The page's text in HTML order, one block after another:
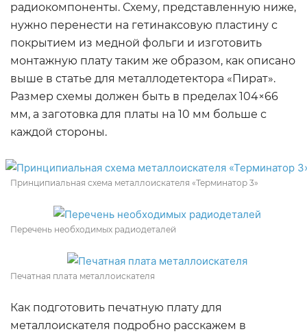
радиокомпоненты. Схему, представленную ниже,
нужно перенести на гетинаксовую пластину с
покрытием из медной фольги и изготовить
монтажную плату таким же образом, как описано
выше в статье для металлодетектора «Пират».
Размер схемы должен быть в пределах 104×66
мм, а заготовка для платы на 10 мм больше с
каждой стороны.
Принципиальная схема металлоискателя «Терминатор 3»
Перечень необходимых радиодеталей
Печатная плата металлоискателя
Как подготовить печатную плату для
металлоискателя подробно расскажем в